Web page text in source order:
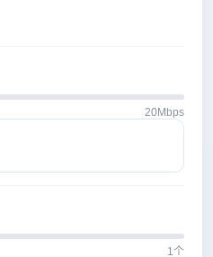
20Mbps
1个